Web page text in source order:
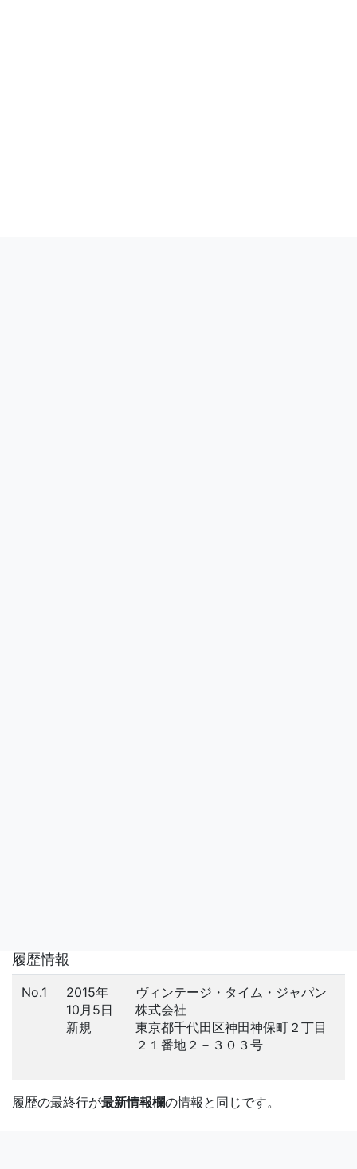
履歴情報
No.1
2015年
10月5日
新規
ヴィンテージ・タイム・ジャパン
株式会社
東京都千代田区神田神保町２丁目
２１番地２－３０３号
履歴の最終行が最新情報欄の情報と同じです。